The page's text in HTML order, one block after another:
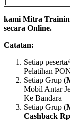
kami Mitra
secara Online.
Catatan:
Setiap
Pelatihan
Setiap Grup (
Mobil Antar
Ke Bandara
Setiap Grup (
Cashback